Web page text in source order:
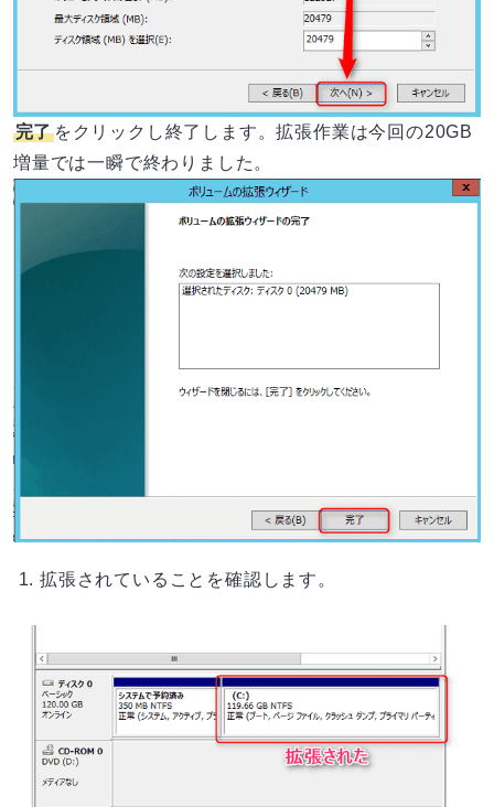
完了をクリックし終了します。拡張作業は今回の20GB
増量では一瞬で終わりました。
拡張されていることを確認します。